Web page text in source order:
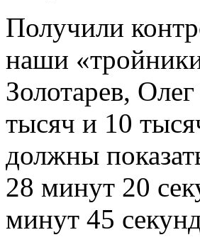
Получили
наши
Золотарев,
тысяч и 10
должны
28 минут 20
минут 45